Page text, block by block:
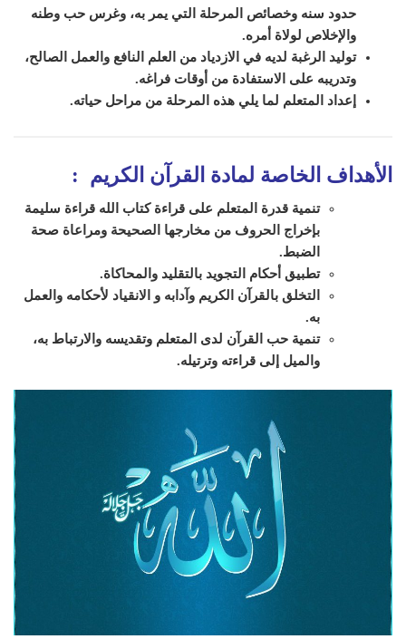
حدود سنه وخصائص المرحلة التي يمر به، وغرس حب وطنه
والإخلاص لولاة أمره.
توليد الرغبة لديه في الازدياد من العلم النافع والعمل الصالح،
وتدريبه على الاستفادة من أوقات فراغه.
إعداد المتعلم لما يلي هذه المرحلة من مراحل حياته.
الأهداف الخاصة لمادة القرآن الكريم :
تنمية قدرة المتعلم على قراءة كتاب الله قراءة سليمة
بإخراج الحروف من مخارجها الصحيحة ومراعاة صحة
الضبط.
تطبيق أحكام التجويد بالتقليد والمحاكاة.
التخلق بالقرآن الكريم وآدابه و الانقياد لأحكامه والعمل
به.
تنمية حب القرآن لدى المتعلم وتقديسه والارتباط به،
والميل إلى قراءته وترتيله.